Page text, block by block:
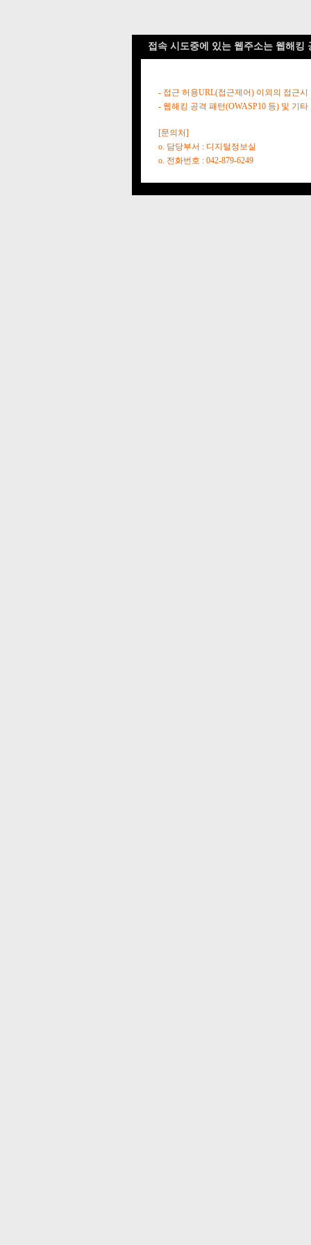
접속 시도중에 있는 웹주소는 웹해킹
- 접근 허용URL(접근제어) 이외의 접근시
- 웹해킹 공격 패턴(OWASP10 등) 및 기
[문의처]
o. 담당부서 : 디지털정보실
o. 전화번호 : 042-879-6249